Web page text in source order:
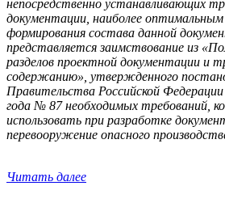
непосредственно устанавливающих
документации, наиболее
формирования состава данной
представляется заимствование из
разделов проектной документации и
содержанию», утвержденного
Правительства Российской
года № 87 необходимых требований,
использовать при разработке
перевооружение опасного
Читать далее